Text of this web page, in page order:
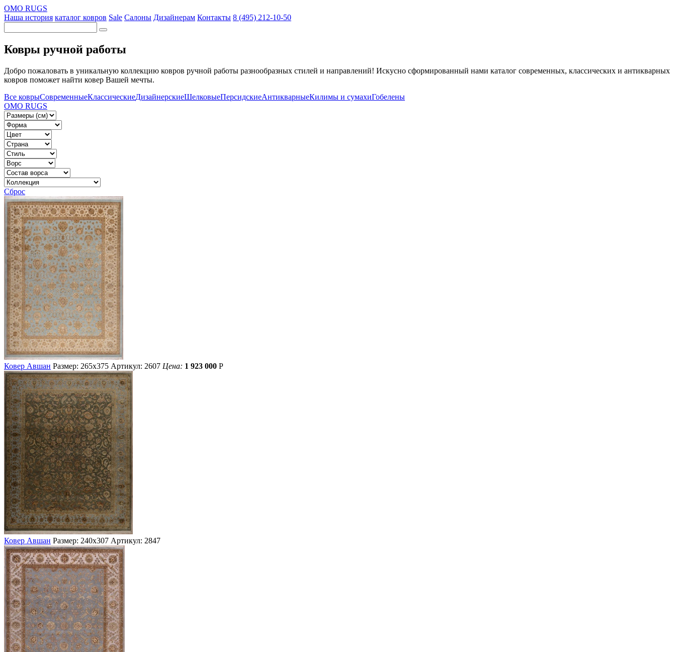
OMO RUGS
Наша история каталог ковров Sale Салоны Дизайнерам Контакты 8 (495) 212-10-50
Ковры ручной работы
Добро пожаловать в уникальную коллекцию ковров ручной работы разнообразных стилей и направлений! Искусно сформированный нами каталог современных, классических и антикварных
ковров поможет найти ковер Вашей мечты.
Все коврыСовременныеКлассическиеДизайнерскиеШелковыеПерсидскиеАнтикварныеКилимы и сумахиГобелены
OMO RUGS
Сброс
Ковер Авшан Размер: 265х375 Артикул: 2607 Цена: 1 923 000 Р
Ковер Авшан Размер: 240х307 Артикул: 2847